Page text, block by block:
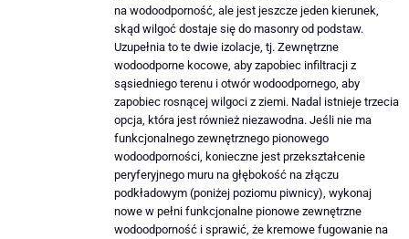
na wodoodporność, ale jest jeszcze jeden kierunek,
skąd wilgoć dostaje się do masonry od podstaw.
Uzupełnia to te dwie izolacje, tj. Zewnętrzne
wodoodporne kocowe, aby zapobiec infiltracji z
sąsiedniego terenu i otwór wodoodpornego, aby
zapobiec rosnącej wilgoci z ziemi. Nadal istnieje trzecia
opcja, która jest również niezawodna. Jeśli nie ma
funkcjonalnego zewnętrznego pionowego
wodoodporności, konieczne jest przekształcenie
peryferyjnego muru na głębokość na złączu
podkładowym (poniżej poziomu piwnicy), wykonaj
nowe w pełni funkcjonalne pionowe zewnętrzne
wodoodporność i sprawić, że kremowe fugowanie na